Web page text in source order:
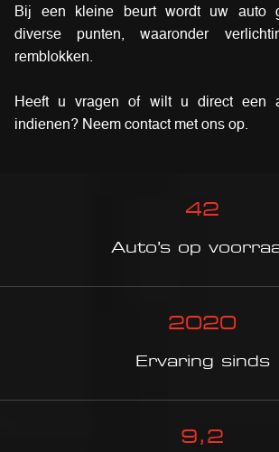
Bij een kleine beurt wordt uw auto
diverse punten, waaronder
remblokken.
Heeft u vragen of wilt u direct een
indienen? Neem contact met ons op.
42
Auto’s op
2020
Ervaring sinds
9,2